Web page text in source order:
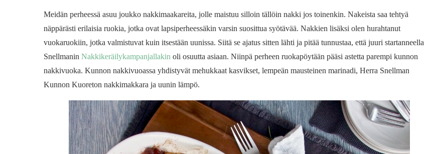
Meidän perheessä asuu joukko nakkimaakareita, jolle maistuu silloin tällöin nakki jos toinenkin. Nakeista saa tehtyä
näppärästi erilaisia ruokia, jotka ovat lapsiperheessäkin varsin suosittua syötävää. Nakkien lisäksi olen hurahtanut
vuokaruokiin, jotka valmistuvat kuin itsestään uunissa. Siitä se ajatus sitten lähti ja pitää tunnustaa, että juuri startanneella
Snellmanin Nakkikeräilykampanjallakin oli osuutta asiaan. Niinpä perheen ruokapöytään pääsi astetta parempi kunnon
nakkivuoka. Kunnon nakkivuoassa yhdistyvät mehukkaat kasvikset, lempeän mausteinen marinadi, Herra Snellman
Kunnon Kuoreton nakkimakkara ja uunin lämpö.